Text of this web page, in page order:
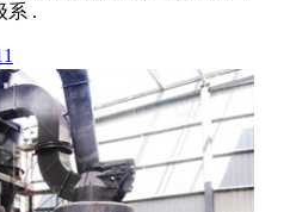
系 .